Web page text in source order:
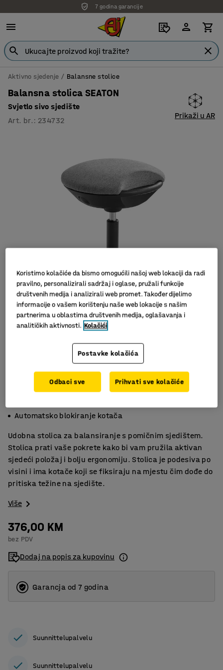
7 godina garancije
Aktivno sjedenje Balansne stolice
Balansna stolica SEATON
Svjetlo sivo sjedište
Art. br. : 234732
Prikaži u AR
Vježba tijelo
Automatsko blokiranje kotača
Udobna stolica za balansiranje s pomičnim sjedištem.
Stolica prati vaše pokrete kako bi vam pružila aktivan
sjedeći položaj i bolju ergonomiju. Stolica je podesiva po
visini i ima kotače koji se fiksiraju na mjestu čim dođe do
pritiska težine na sjedište.
Više
376,00 KM
bez PDV
Dodaj na popis za kupovinu
Garancja od 7 godina
Suunnittelupalvelu
Suunnittelupalvelu
Koristimo kolačiće da bismo omogućili našoj web lokaciji da radi
pravilno, personalizirali sadržaj i oglase, pružali funkcije
društvenih medija i analizirali web promet. Također dijelimo
informacije o vašem korištenju naše web lokacije s našim
partnerima u oblastima društvenih medija, oglašavanja i
analitičkih aktivnosti. Kolačići
Postavke kolačića
Odbaci sve Prihvati sve kolačiće